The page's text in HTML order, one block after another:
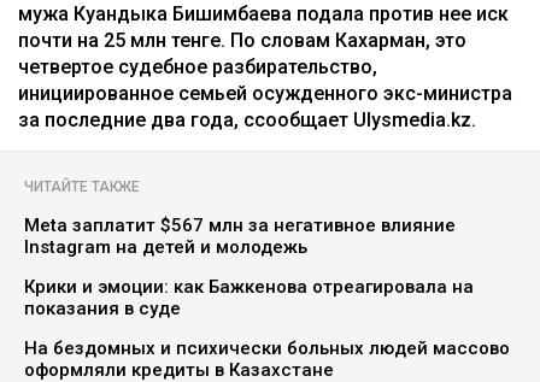
мужа Куандыка Бишимбаева подала против нее иск
почти на 25 млн тенге. По словам Кахарман, это
четвертое судебное разбирательство,
инициированное семьей осужденного экс-министра
за последние два года, ссообщает Ulysmedia.kz.
ЧИТАЙТЕ ТАКЖЕ
Meta заплатит $567 млн за негативное влияние
Instagram на детей и молодежь
Крики и эмоции: как Бажкенова отреагировала на
показания в суде
На бездомных и психически больных людей массово
оформляли кредиты в Казахстане